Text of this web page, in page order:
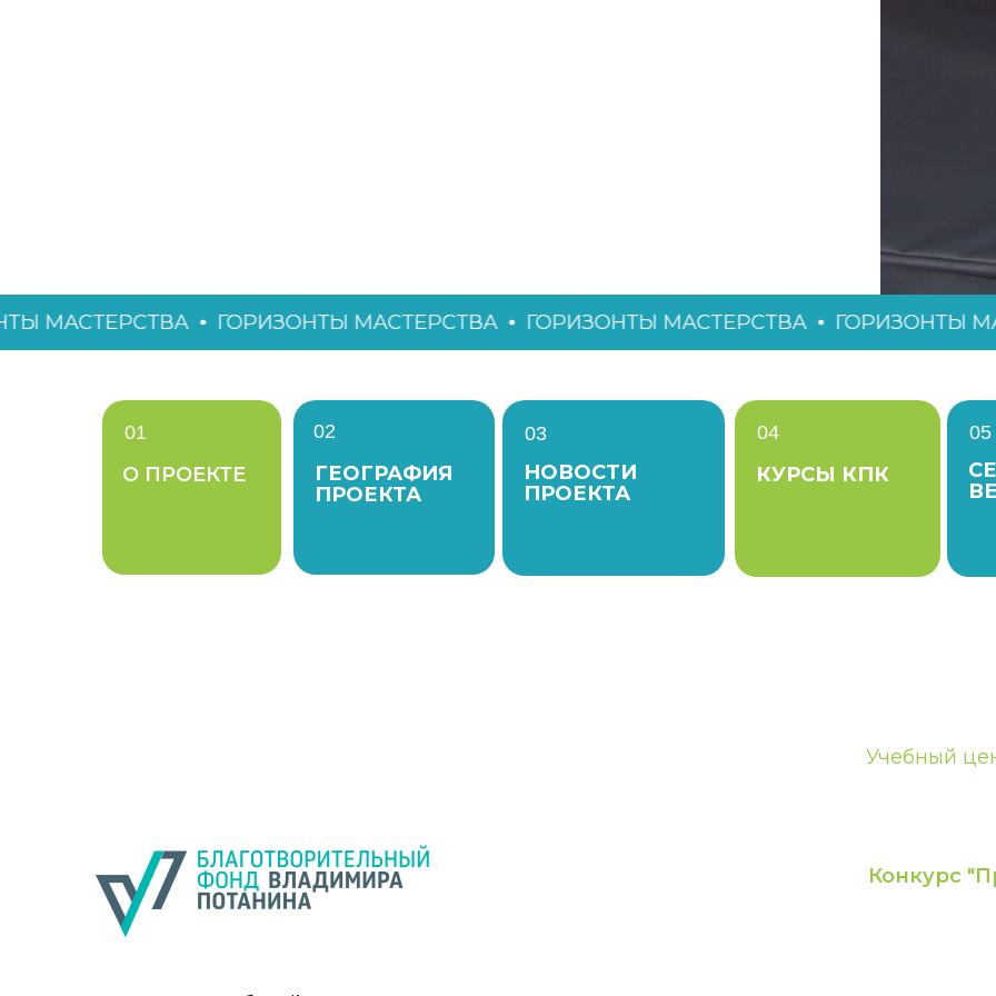
ГОРИЗОНТЫ МАСТЕРСТВА ГОРИЗОНТЫ МАСТЕРСТВА ГОРИЗОНТЫ
О ПРОЕКТЕ
01
ГЕОГРАФИЯ
ПРОЕКТА
02
НОВОСТИ
ПРОЕКТА
03
КУРСЫ КПК
04 05
Учебный
Конкурс